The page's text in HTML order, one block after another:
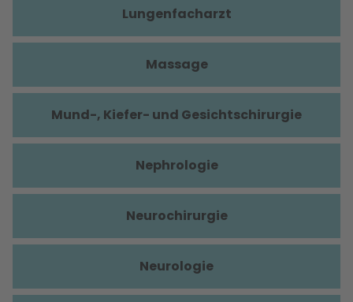
Lungenfacharzt
Massage
Mund-, Kiefer- und Gesichtschirurgie
Nephrologie
Neurochirurgie
Neurologie